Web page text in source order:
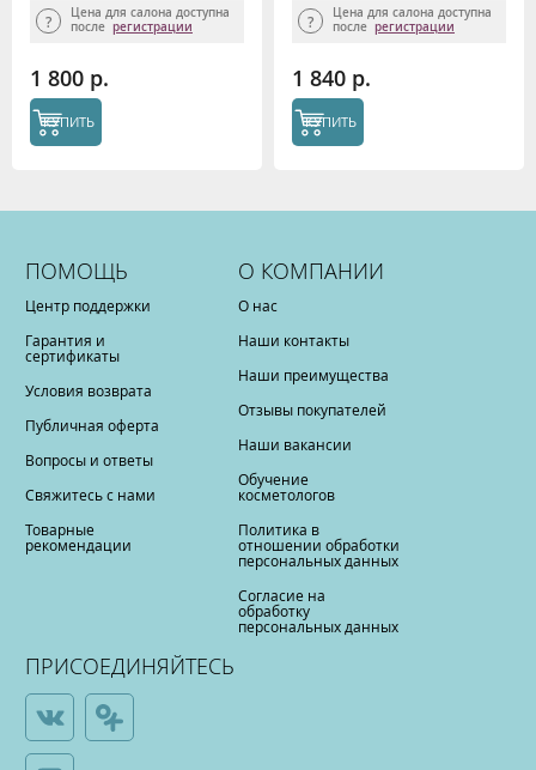
Цена для салона доступна
после регистрации
1 800 р.
КУПИТЬ
Цена для салона доступна
после регистрации
1 840 р.
КУПИТЬ
ПОМОЩЬ
Центр поддержки
Гарантия и
сертификаты
Условия возврата
Публичная оферта
Вопросы и ответы
Свяжитесь с нами
Товарные
рекомендации
О КОМПАНИИ
О нас
Наши контакты
Наши преимущества
Отзывы покупателей
Наши вакансии
Обучение
косметологов
Политика в
отношении обработки
персональных данных
Согласие на
обработку
персональных данных
ПРИСОЕДИНЯЙТЕСЬ